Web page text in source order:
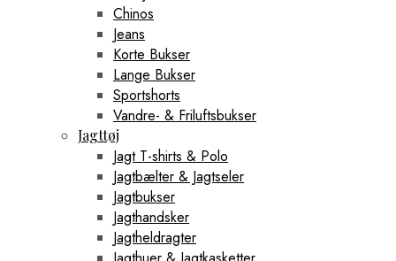
Chinos
Jeans
Korte Bukser
Lange Bukser
Sportshorts
Vandre- & Friluftsbukser
Jagttøj
Jagt T-shirts & Polo
Jagtbælter & Jagtseler
Jagtbukser
Jagthandsker
Jagtheldragter